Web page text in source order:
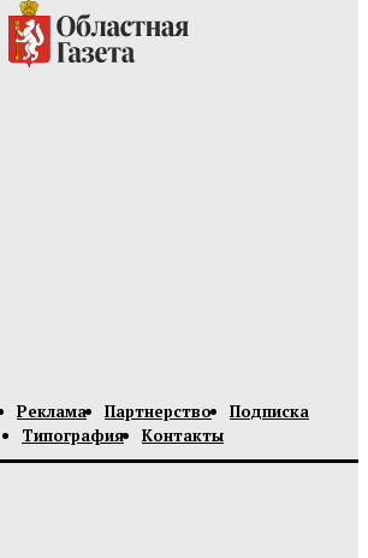
Реклама Партнерство
Подписка
Типография
Контакты